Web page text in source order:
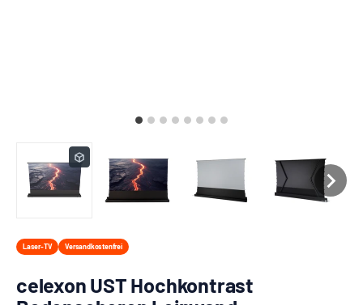
Laser-TV Versandkostenfrei
celexon UST Hochkontrast